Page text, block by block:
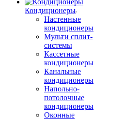
Кондиционеры
Настенные
кондиционеры
Мульти сплит-
системы
Кассетные
кондиционеры
Канальные
кондиционеры
Напольно-
потолочные
кондиционеры
Оконные